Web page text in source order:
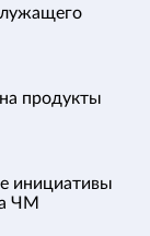
продукты
инициативы
ЧМ